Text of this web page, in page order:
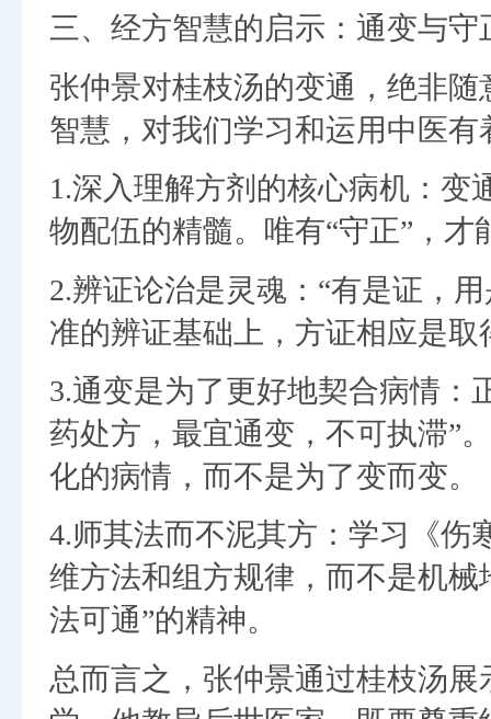
三、经方智慧的启示：通变与守
张仲景对桂枝汤的变通，绝非
智慧，对我们学习和运用中医有
1.深入理解方剂的核心病机：变
物配伍的精髓。唯有“守正”，才
2.辨证论治是灵魂：“有是证，
准的辨证基础上，方证相应是取
3.通变是为了更好地契合病情：
药处方，最宜通变，不可执滞”
化的病情，而不是为了变而变。
4.师其法而不泥其方：学习《伤
维方法和组方规律，而不是机
法可通”的精神。
总而言之，张仲景通过桂枝汤